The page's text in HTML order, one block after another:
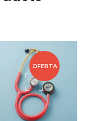
OFERTA